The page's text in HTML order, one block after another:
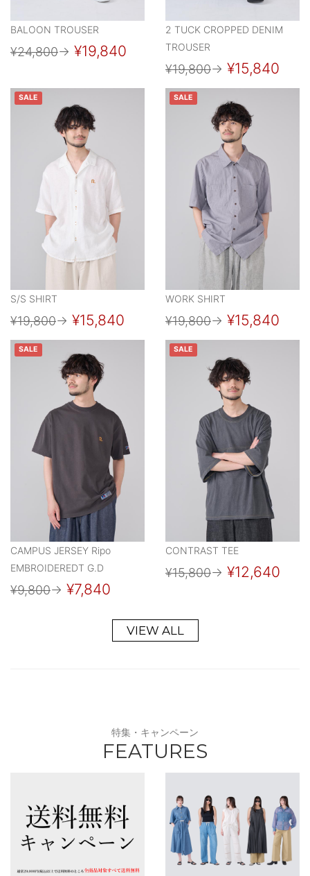
BALOON TROUSER
¥24,800→ ¥19,840
2 TUCK CROPPED DENIM
TROUSER
¥19,800→ ¥15,840
SALE
S/S SHIRT
¥19,800→ ¥15,840
SALE
WORK SHIRT
¥19,800→ ¥15,840
SALE
CAMPUS JERSEY Ripo
EMBROIDEREDT G.D
¥9,800→ ¥7,840
SALE
CONTRAST TEE
¥15,800→ ¥12,640
VIEW ALL
特集・キャンペーン
FEATURES